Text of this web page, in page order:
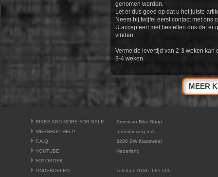
genomen worden.
Let er dus goed op dat u het juiste
Neem bij twijfel eerst contact met ons
U accepteert met bestellen dus dat er
vinden.
Vermelde levertijd van 2-3 weken kan
3-4 weken.
MEER
BIKES AND MORE FOR SALE
WEBSHOP HELP
F.A.Q.
YOUTUBE
FOTOBOEK
ONDERDELEN
American Bike Shop
Industrieweg 5-A
3286 BW Klaaswaal
Nederland
Telefoon 0186- 685 690